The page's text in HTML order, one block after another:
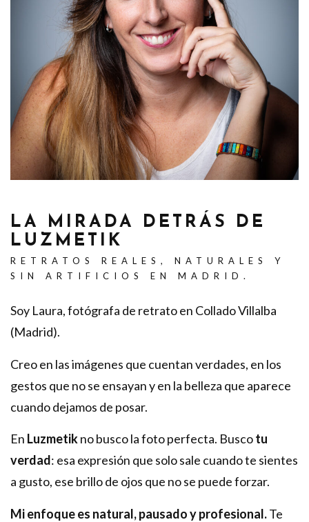
LA MIRADA DETRÁS DE
LUZMETIK
RETRATOS REALES, NATURALES Y
SIN ARTIFICIOS EN MADRID.
Soy Laura, fotógrafa de retrato en Collado Villalba
(Madrid).
Creo en las imágenes que cuentan verdades, en los
gestos que no se ensayan y en la belleza que aparece
cuando dejamos de posar.
En Luzmetikno busco la foto perfecta. Buscotu
verdad: esa expresión que solo sale cuando te sientes
a gusto, ese brillo de ojos que no se puede forzar.
Mi enfoque es natural, pausado y profesional.Te